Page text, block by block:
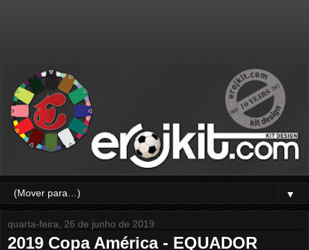
▼
quarta-feira, 26 de junho de 2019
2019 Copa América - EQUADOR